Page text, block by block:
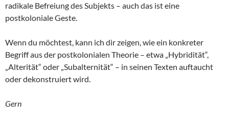
radikale Befreiung des Subjekts – auch das ist eine
postkoloniale Geste.
Wenn du möchtest, kann ich dir zeigen, wie ein konkreter
Begriff aus der postkolonialen Theorie – etwa „Hybridität“,
„Alterität“ oder „Subalternität“ – in seinen Texten auftaucht
oder dekonstruiert wird.
Gern